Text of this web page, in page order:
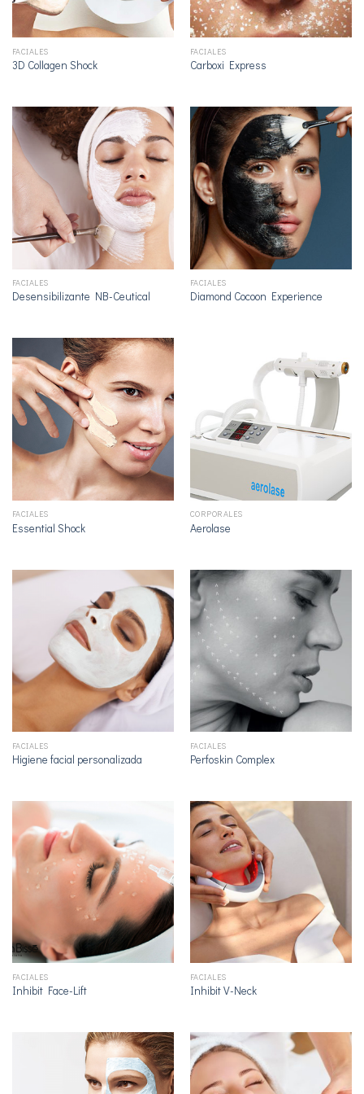
FACIALES
3D Collagen Shock
FACIALES
Carboxi Express
FACIALES
Desensibilizante NB-Ceutical
FACIALES
Diamond Cocoon Experience
FACIALES
Essential Shock
CORPORALES
Aerolase
FACIALES
Higiene facial personalizada
FACIALES
Perfoskin Complex
FACIALES
Inhibit Face-Lift
FACIALES
Inhibit V-Neck